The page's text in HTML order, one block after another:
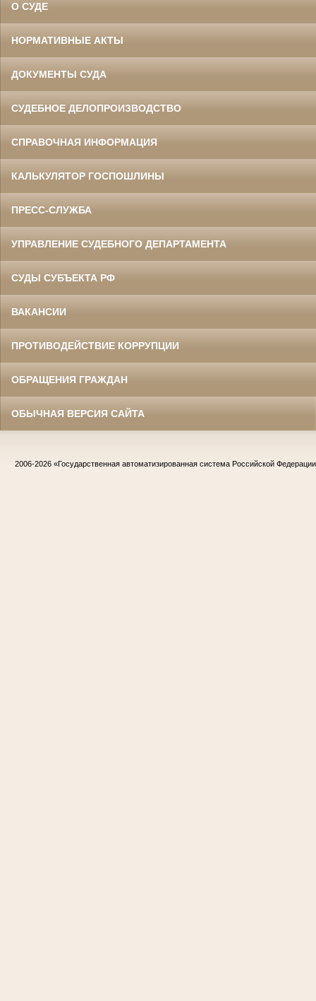
О СУДЕ
НОРМАТИВНЫЕ АКТЫ
ДОКУМЕНТЫ СУДА
СУДЕБНОЕ ДЕЛОПРОИЗВОДСТВО
СПРАВОЧНАЯ ИНФОРМАЦИЯ
КАЛЬКУЛЯТОР ГОСПОШЛИНЫ
ПРЕСС-СЛУЖБА
УПРАВЛЕНИЕ СУДЕБНОГО ДЕПАРТАМЕНТА
СУДЫ СУБЪЕКТА РФ
ВАКАНСИИ
ПРОТИВОДЕЙСТВИЕ КОРРУПЦИИ
ОБРАЩЕНИЯ ГРАЖДАН
ОБЫЧНАЯ ВЕРСИЯ САЙТА
2006-2026 «Государственная автоматизированная система Российской